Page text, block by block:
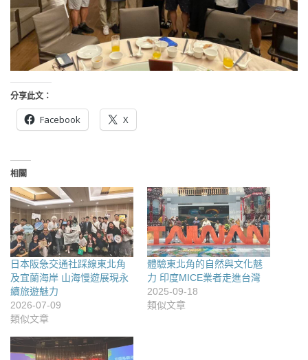
分享此文：
Facebook X
相關
日本阪急交通社踩線東北角
及宜蘭海岸 山海慢遊展現永
續旅遊魅力
2026-07-09
類似文章
體驗東北角的自然與文化魅
力 印度MICE業者走進台灣
2025-09-18
類似文章